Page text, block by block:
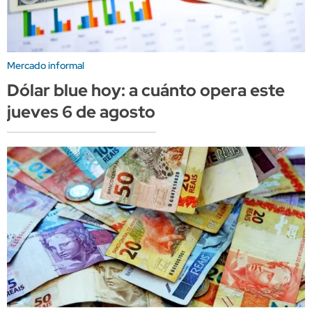
Mercado informal
Dólar blue hoy: a cuánto opera este
jueves 6 de agosto